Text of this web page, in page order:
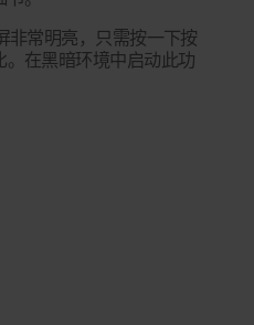
非常明亮，只需按一下按
。在黑暗环境中启动此功